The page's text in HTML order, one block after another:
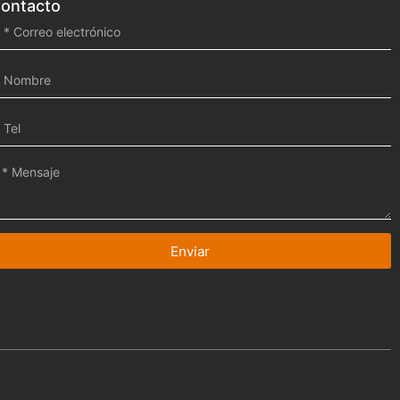
Enviar